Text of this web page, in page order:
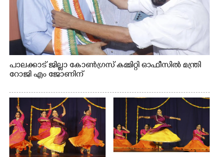
പാലക്കാട് ജില്ലാ കോൺഗ്രസ് കമ്മിറ്റി ഓഫീസിൽ മന്ത്രി
റോജി എം ജോണിന്